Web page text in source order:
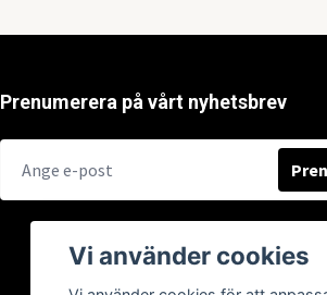
Prenumerera på vårt nyhetsbrev
Vi använder cookies